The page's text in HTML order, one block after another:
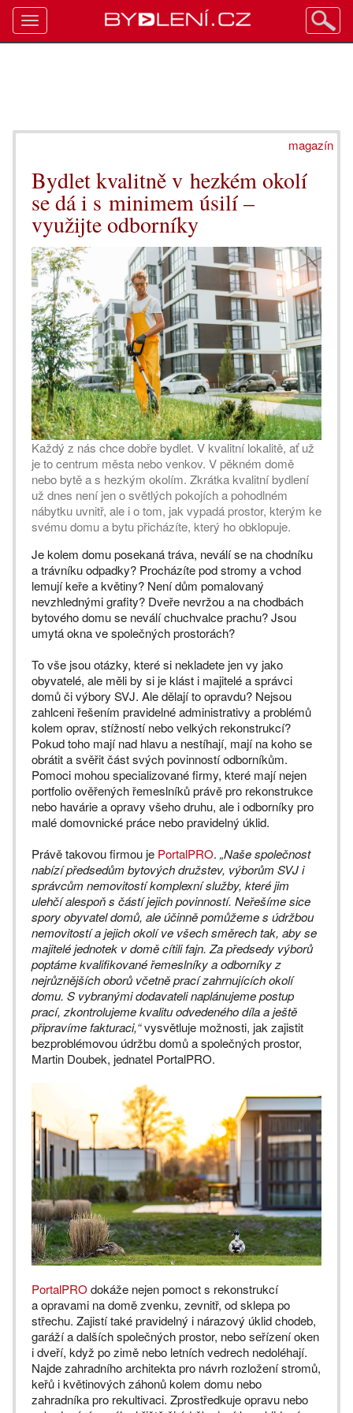
magazín
Bydlet kvalitně v hezkém okolí
se dá i s minimem úsilí –
využijte odborníky
Každý z nás chce dobře bydlet. V kvalitní lokalitě, ať už
je to centrum města nebo venkov. V pěkném domě
nebo bytě a s hezkým okolím. Zkrátka kvalitní bydlení
už dnes není jen o světlých pokojích a pohodlném
nábytku uvnitř, ale i o tom, jak vypadá prostor, kterým ke
svému domu a bytu přicházíte, který ho obklopuje.
Je kolem domu posekaná tráva, neválí se na chodníku
a trávníku odpadky? Procházíte pod stromy a vchod
lemují keře a květiny? Není dům pomalovaný
nevzhlednými grafity? Dveře nevržou a na chodbách
bytového domu se neválí chuchvalce prachu? Jsou
umytá okna ve společných prostorách?
To vše jsou otázky, které si nekladete jen vy jako
obyvatelé, ale měli by si je klást i majitelé a správci
domů či výbory SVJ. Ale dělají to opravdu? Nejsou
zahlceni řešením pravidelné administrativy a problémů
kolem oprav, stížností nebo velkých rekonstrukcí?
Pokud toho mají nad hlavu a nestíhají, mají na koho se
obrátit a svěřit část svých povinností odborníkům.
Pomoci mohou specializované firmy, které mají nejen
portfolio ověřených řemeslníků právě pro rekonstrukce
nebo havárie a opravy všeho druhu, ale i odborníky pro
malé domovnické práce nebo pravidelný úklid.
Právě takovou firmou je PortalPRO. „Naše společnost
nabízí předsedům bytových družstev, výborům SVJ i
správcům nemovitostí komplexní služby, které jim
ulehčí alespoň s částí jejich povinností. Neřešíme sice
spory obyvatel domů, ale účinně pomůžeme s údržbou
nemovitostí a jejich okolí ve všech směrech tak, aby se
majitelé jednotek v domě cítili fajn. Za předsedy výborů
poptáme kvalifikované řemeslníky a odborníky z
nejrůznějších oborů včetně prací zahrnujících okolí
domu. S vybranými dodavateli naplánujeme postup
prací, zkontrolujeme kvalitu odvedeného díla a ještě
připravíme fakturaci,“vysvětluje možnosti, jak zajistit
bezproblémovou údržbu domů a společných prostor,
Martin Doubek, jednatel PortalPRO.
PortalPROdokáže nejen pomoct s rekonstrukcí
a opravami na domě zvenku, zevnitř, od sklepa po
střechu. Zajistí také pravidelný i nárazový úklid chodeb,
garáží a dalších společných prostor, nebo seřízení oken
i dveří, když po zimě nebo letních vedrech nedoléhají.
Najde zahradního architekta pro návrh rozložení stromů,
keřů i květinových záhonů kolem domu nebo
zahradníka pro rekultivaci. Zprostředkuje opravu nebo
Toggle
navigation